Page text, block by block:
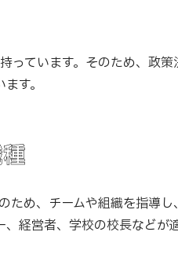
っています。そのため、政
す。
ため、チームや組織を指導
経営者、学校の校長などが適